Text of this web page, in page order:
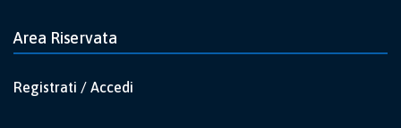
Area Riservata
Registrati / Accedi